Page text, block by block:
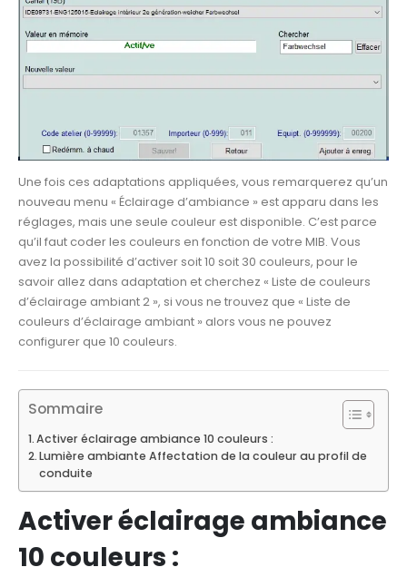
Une fois ces adaptations appliquées, vous remarquerez qu’un
nouveau menu « Éclairage d’ambiance » est apparu dans les
réglages, mais une seule couleur est disponible. C’est parce
qu’il faut coder les couleurs en fonction de votre MIB. Vous
avez la possibilité d’activer soit 10 soit 30 couleurs, pour le
savoir allez dans adaptation et cherchez « Liste de couleurs
d’éclairage ambiant 2 », si vous ne trouvez que « Liste de
couleurs d’éclairage ambiant » alors vous ne pouvez
configurer que 10 couleurs.
Sommaire
Activer éclairage ambiance 10 couleurs :
Lumière ambiante Affectation de la couleur au profil de
conduite
Activer éclairage ambiance
10 couleurs :